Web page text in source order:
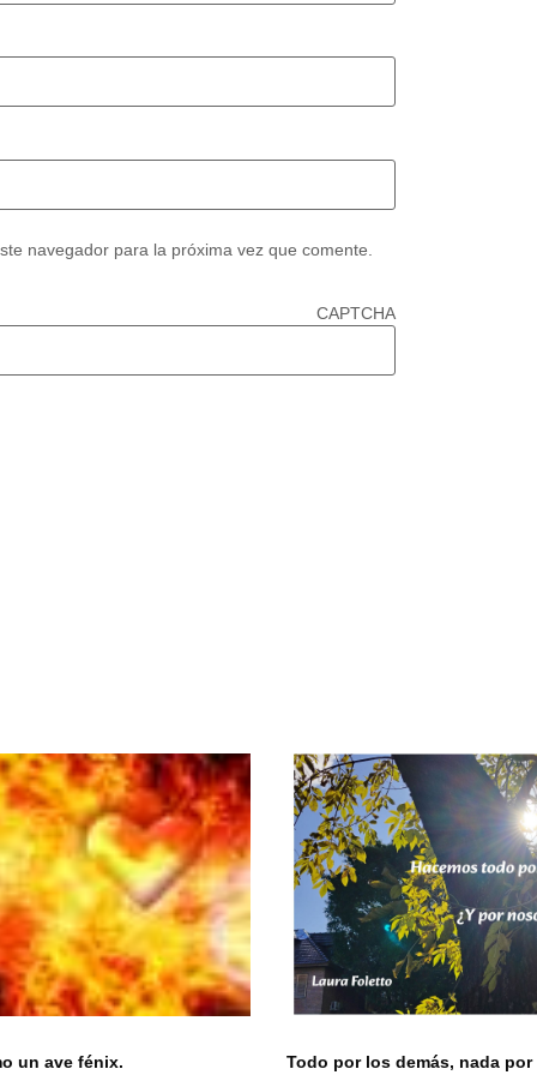
navegador para la próxima vez que comente.
CAPTCHA
un ave fénix. Todo por los demás, nada por